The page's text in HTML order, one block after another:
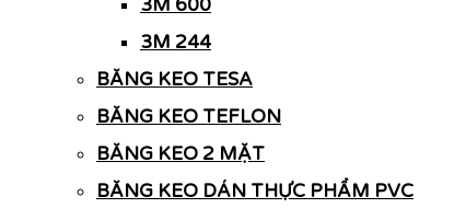
3M 600
3M 244
BĂNG KEO TESA
BĂNG KEO TEFLON
BĂNG KEO 2 MẶT
BĂNG KEO DÁN THỰC PHẨM PVC